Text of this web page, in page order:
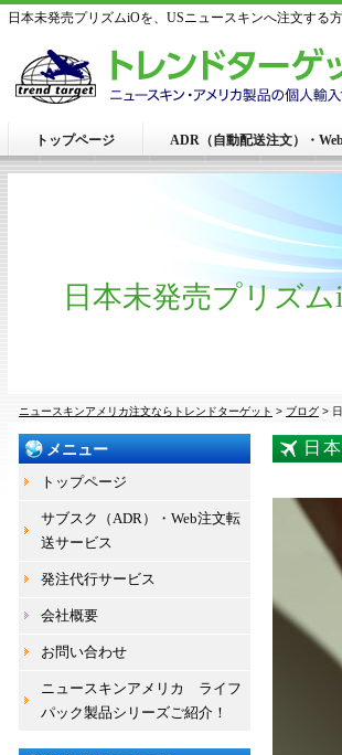
日本未発売プリズムiOを、USニュースキンへ注文する
トップページ ADR（自動配送注文）・
日本未発売プリズ
ニュースキンアメリカ注文ならトレンドターゲット > ブログ >
日
メニュー
トップページ
サブスク（ADR）・Web注文転
送サービス
発注代行サービス
会社概要
お問い合わせ
ニュースキンアメリカ ライフ
パック製品シリーズご紹介！